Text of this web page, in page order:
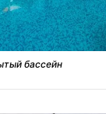
бассейн